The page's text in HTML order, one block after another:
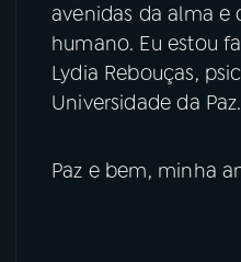
avenidas da alma
humano. Eu estou
Lydia Rebouças,
Universidade da Paz.
Paz e bem, minha